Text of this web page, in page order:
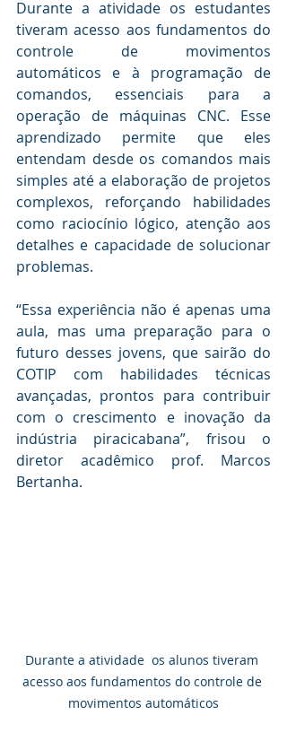
Durante a atividade os estudantes
tiveram acesso aos fundamentos do
controle de movimentos
automáticos e à programação de
comandos, essenciais para a
operação de máquinas CNC. Esse
aprendizado permite que eles
entendam desde os comandos mais
simples até a elaboração de projetos
complexos, reforçando habilidades
como raciocínio lógico, atenção aos
detalhes e capacidade de solucionar
problemas.
“Essa experiência não é apenas uma
aula, mas uma preparação para o
futuro desses jovens, que sairão do
COTIP com habilidades técnicas
avançadas, prontos para contribuir
com o crescimento e inovação da
indústria piracicabana”, frisou o
diretor acadêmico prof. Marcos
Bertanha.
Durante a atividade  os alunos tiveram
acesso aos fundamentos do controle de
movimentos automáticos